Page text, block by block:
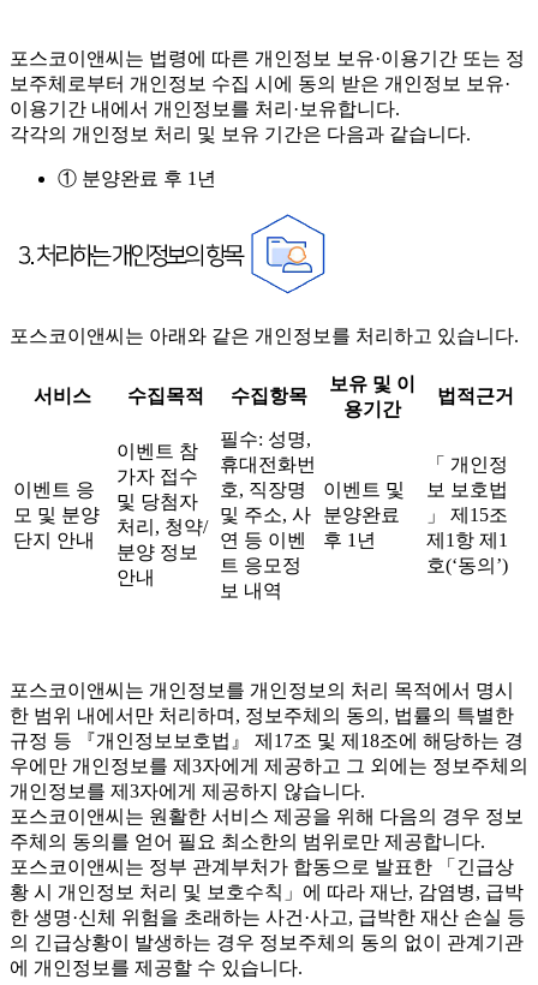
포스코이앤씨는 법령에 따른 개인정보 보유·이용기간 또는 정
보주체로부터 개인정보 수집 시에 동의 받은 개인정보 보유·
이용기간 내에서 개인정보를 처리·보유합니다.
각각의 개인정보 처리 및 보유 기간은 다음과 같습니다.
① 분양완료 후 1년
포스코이앤씨는 아래와 같은 개인정보를 처리하고 있습니다.
서비스 수집목적 수집항목
보유 및 이
용기간
법적근거
이벤트 응
모 및 분양
단지 안내
이벤트 참
가자 접수
및 당첨자
처리, 청약/
분양 정보
안내
필수: 성명,
휴대전화번
호, 직장명
및 주소, 사
연 등 이벤
트 응모정
보 내역
이벤트 및
분양완료
후 1년
「 개인정
보 보호법
」 제15조
제1항 제1
호(‘동의’)
포스코이앤씨는 개인정보를 개인정보의 처리 목적에서 명시
한 범위 내에서만 처리하며, 정보주체의 동의, 법률의 특별한
규정 등 『개인정보보호법』 제17조 및 제18조에 해당하는 경
우에만 개인정보를 제3자에게 제공하고 그 외에는 정보주체의
개인정보를 제3자에게 제공하지 않습니다.
포스코이앤씨는 원활한 서비스 제공을 위해 다음의 경우 정보
주체의 동의를 얻어 필요 최소한의 범위로만 제공합니다.
포스코이앤씨는 정부 관계부처가 합동으로 발표한 「긴급상
황 시 개인정보 처리 및 보호수칙」에 따라 재난, 감염병, 급박
한 생명·신체 위험을 초래하는 사건·사고, 급박한 재산 손실 등
의 긴급상황이 발생하는 경우 정보주체의 동의 없이 관계기관
에 개인정보를 제공할 수 있습니다.